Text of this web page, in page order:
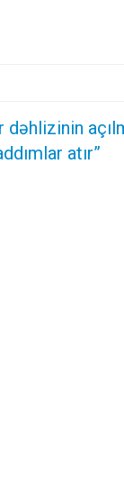
dəhlizinin
atır”